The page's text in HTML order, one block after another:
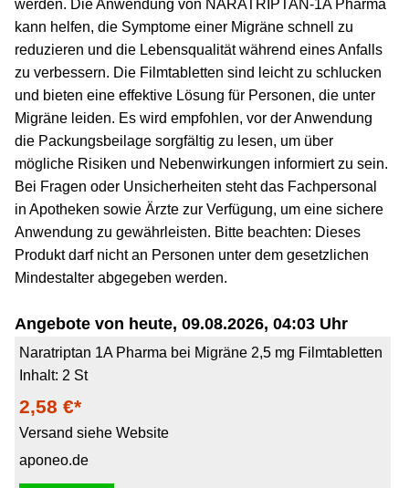
werden. Die Anwendung von NARATRIPTAN-1A Pharma
kann helfen, die Symptome einer Migräne schnell zu
reduzieren und die Lebensqualität während eines Anfalls
zu verbessern. Die Filmtabletten sind leicht zu schlucken
und bieten eine effektive Lösung für Personen, die unter
Migräne leiden. Es wird empfohlen, vor der Anwendung
die Packungsbeilage sorgfältig zu lesen, um über
mögliche Risiken und Nebenwirkungen informiert zu sein.
Bei Fragen oder Unsicherheiten steht das Fachpersonal
in Apotheken sowie Ärzte zur Verfügung, um eine sichere
Anwendung zu gewährleisten. Bitte beachten: Dieses
Produkt darf nicht an Personen unter dem gesetzlichen
Mindestalter abgegeben werden.
Angebote von heute, 09.08.2026, 04:03 Uhr
Naratriptan 1A Pharma bei Migräne 2,5 mg Filmtabletten
Inhalt: 2 St
2,58 €*
Versand siehe Website
aponeo.de